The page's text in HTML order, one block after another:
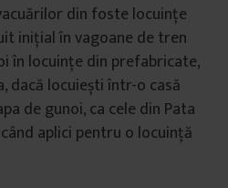
din foste locuințe
inițial în vagoane de tren
în locuințe din prefabricate,
dacă locuiești într-o casă
de gunoi, ca cele din Pata
aplici pentru o locuință